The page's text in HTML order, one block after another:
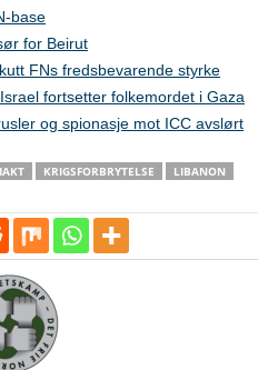
base
for Beirut
FNs fredsbevarende styrke
fortsetter folkemordet i Gaza
og spionasje mot ICC avslørt
KRIGSFORBRYTELSE
LIBANON